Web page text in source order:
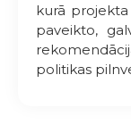
kurā
paveikto,
politikas